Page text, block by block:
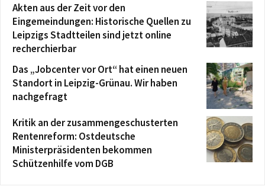
Akten aus der Zeit vor den
Eingemeindungen: Historische Quellen zu
Leipzigs Stadtteilen sind jetzt online
recherchierbar
Das „Jobcenter vor Ort“ hat einen neuen
Standort in Leipzig-Grünau. Wir haben
nachgefragt
Kritik an der zusammengeschusterten
Rentenreform: Ostdeutsche
Ministerpräsidenten bekommen
Schützenhilfe vom DGB